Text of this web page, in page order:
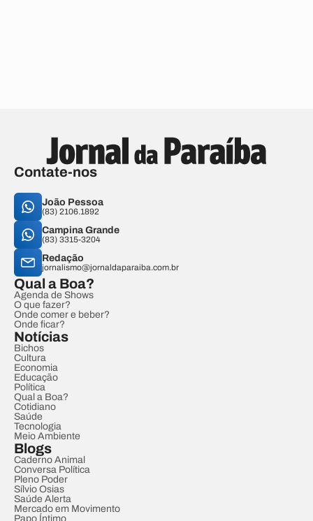
Contate-nos
João Pessoa
(83) 2106.1892
Campina Grande
(83) 3315-3204
Redação
jornalismo@jornaldaparaiba.com.br
Qual a Boa?
Agenda de Shows
O que fazer?
Onde comer e beber?
Onde ficar?
Notícias
Bichos
Cultura
Economia
Educação
Política
Qual a Boa?
Cotidiano
Saúde
Tecnologia
Meio Ambiente
Blogs
Caderno Animal
Conversa Política
Pleno Poder
Sílvio Osias
Saúde Alerta
Mercado em Movimento
Papo Íntimo